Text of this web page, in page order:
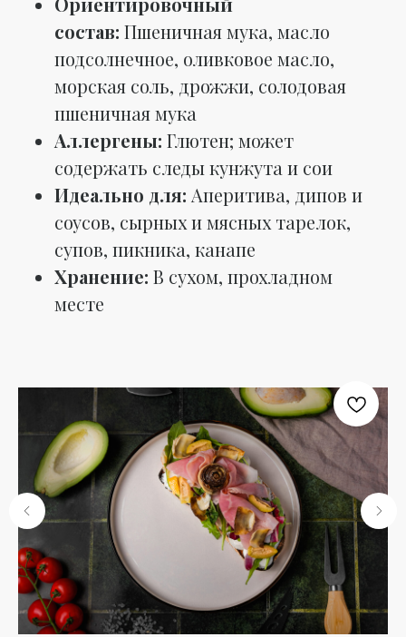
состав: Пшеничная мука, масло
подсолнечное, оливковое масло,
морская соль, дрожжи, солодовая
пшеничная мука
Аллергены: Глютен; может
содержать следы кунжута и сои
Идеально для: Аперитива, дипов и
соусов, сырных и мясных тарелок,
супов, пикника, канапе
Хранение: В сухом, прохладном
месте